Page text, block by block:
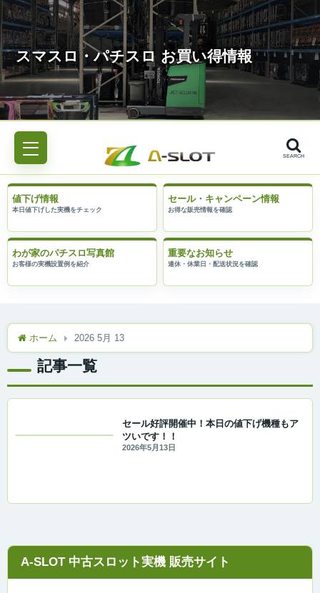
SEARCH
値下げ情報 セール・キャンペーン情報
わが家のパチスロ写真館 重要なお知らせ
ホーム 2026 5月 13
記事一覧
セール好評開催中！本日の値下げ機種もア
ツいです！！
2026年5月13日
A-SLOT 中古スロット実機 販売サイト